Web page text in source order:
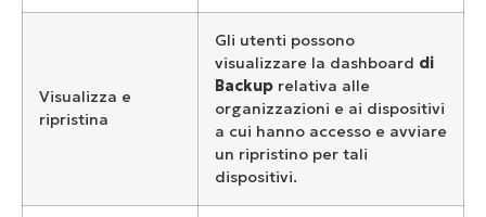
Visualizza e
ripristina
Gli utenti possono
visualizzare la dashboard di
Backup relativa alle
organizzazioni e ai dispositivi
a cui hanno accesso e avviare
un ripristino per tali
dispositivi.